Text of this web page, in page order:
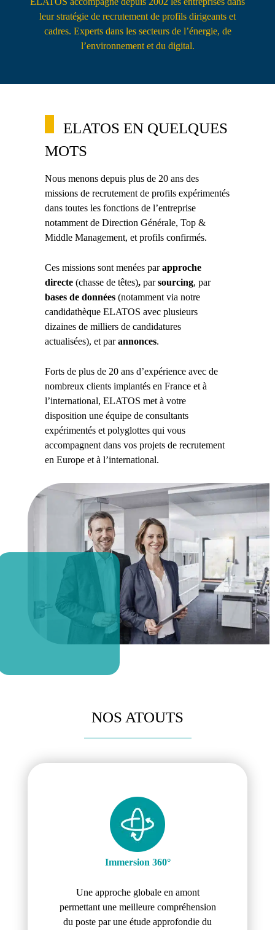
leur stratégie de recrutement de profils dirigeants et
cadres. Experts dans les secteurs de l’énergie, de
l’environnement et du digital.
ELATOS EN QUELQUES
MOTS
Nous menons depuis plus de 20 ans des
missions de recrutement de profils expérimentés
dans toutes les fonctions de l’entreprise
notamment de Direction Générale, Top &
Middle Management, et profils confirmés.
Ces missions sont menées parapproche
directe (chasse de têtes),parsourcing, par
bases de données (notamment via notre
candidathèque ELATOS avec plusieurs
dizaines de milliers de candidatures
actualisées), et parannonces.
Forts de plus de 20 ans d’expérience avec de
nombreux clients implantés en France et à
l’international, ELATOS met à votre
disposition une équipe de consultants
expérimentés et polyglottes qui vous
accompagnent dans vos projets de recrutement
en Europe et à l’international.
NOS ATOUTS
Immersion 360°
Une approche globale en amont
permettant une meilleure compréhension
du poste par une étude approfondie du